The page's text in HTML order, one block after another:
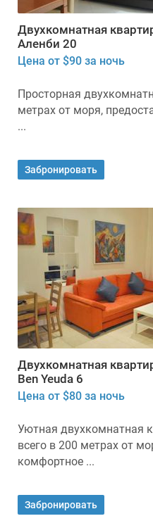
Двухкомнатная
Аленби 20
Цена от $90 за ночь
Просторная
метрах от моря,
...
Забронировать
Двухкомнатная
Ben Yeuda 6
Цена от $80 за ночь
Уютная двухкомнатная
всего в 200 метрах от
комфортное ...
Забронировать